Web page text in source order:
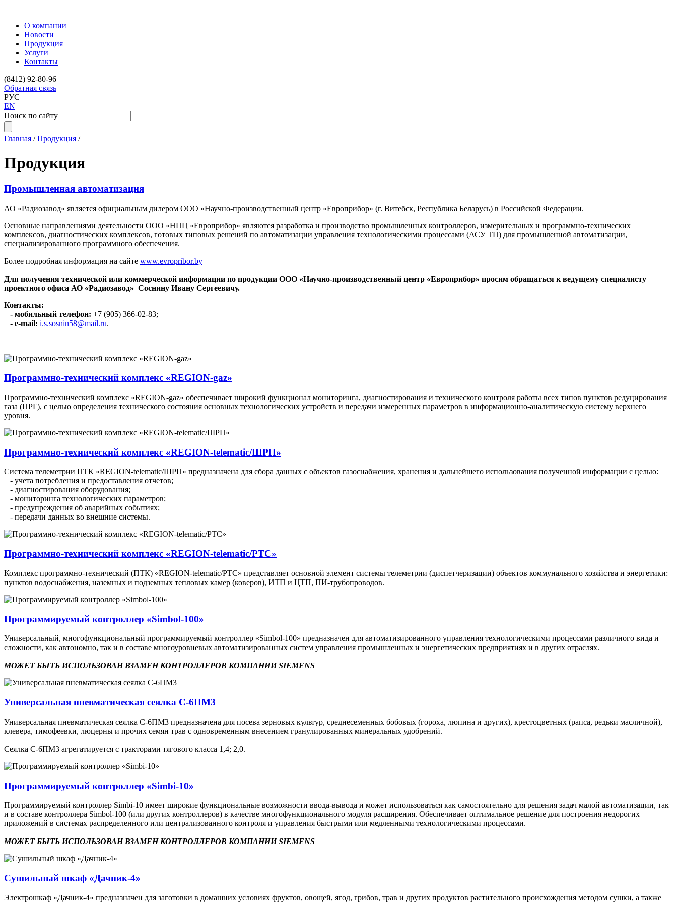
О компании
Новости
Продукция
Услуги
Контакты
(8412) 92-80-96
Обратная связь
РУС
EN
Поиск по сайту
Главная /Продукция /
Продукция
Промышленная автоматизация
АО «Радиозавод» является официальным дилером ООО «Научно-производственный центр «Европрибор» (г. Витебск, Республика Беларусь) в Российской Федерации.
Основные направлениями деятельности ООО «НПЦ «Европрибор» являются разработка и производство промышленных контроллеров, измерительных и программно-технических
комплексов, диагностических комплексов, готовых типовых решений по автоматизации управления технологическими процессами (АСУ ТП) для промышленной автоматизации,
специализированного программного обеспечения.
Более подробная информация на сайте www.evropribor.by
Для получения технической или коммерческой информации по продукции ООО «Научно-производственный центр «Европрибор» просим обращаться к ведущему специалисту
проектного офиса АО «Радиозавод» Соснину Ивану Сергеевичу.
Контакты:
- мобильный телефон: +7 (905) 366-02-83;
- e-mail: i.s.sosnin58@mail.ru.
Программно-технический комплекс «REGION-gaz»
Программно-технический комплекс «REGION-gaz» обеспечивает широкий функционал мониторинга, диагностирования и технического контроля работы всех типов пунктов редуцирования
газа (ПРГ), с целью определения технического состояния основных технологических устройств и передачи измеренных параметров в информационно-аналитическую систему верхнего
уровня.
Программно-технический комплекс «REGION-telematic/ШРП»
Система телеметрии ПТК «REGION-telematic/ШРП» предназначена для сбора данных с объектов газоснабжения, хранения и дальнейшего использования полученной информации с целью:
- учета потребления и предоставления отчетов;
- диагностирования оборудования;
- мониторинга технологических параметров;
- предупреждения об аварийных событиях;
- передачи данных во внешние системы.
Программно-технический комплекс «REGION-telematic/РТС»
Комплекс программно-технический (ПТК) «REGION-telematic/РТС» представляет основной элемент системы телеметрии (диспетчеризации) объектов коммунального хозяйства и энергетики:
пунктов водоснабжения, наземных и подземных тепловых камер (коверов), ИТП и ЦТП, ПИ-трубопроводов.
Программируемый контроллер «Simbol-100»
Универсальный, многофункциональный программируемый контроллер «Simbol-100» предназначен для автоматизированного управления технологическими процессами различного вида и
сложности, как автономно, так и в составе многоуровневых автоматизированных систем управления промышленных и энергетических предприятиях и в других отраслях.
МОЖЕТ БЫТЬ ИСПОЛЬЗОВАН ВЗАМЕН КОНТРОЛЛЕРОВ КОМПАНИИ SIEMENS
Универсальная пневматическая сеялка С-6ПМ3
Универсальная пневматическая сеялка С-6ПМ3 предназначена для посева зерновых культур, среднесеменных бобовых (гороха, люпина и других), крестоцветных (рапса, редьки масличной),
клевера, тимофеевки, люцерны и прочих семян трав с одновременным внесением гранулированных минеральных удобрений.
Сеялка С-6ПМ3 агрегатируется с тракторами тягового класса 1,4; 2,0.
Программируемый контроллер «Simbi-10»
Программируемый контроллер Simbi-10 имеет широкие функциональные возможности ввода-вывода и может использоваться как самостоятельно для решения задач малой автоматизации, так
и в составе контроллера Simbol-100 (или других контроллеров) в качестве многофункционального модуля расширения. Обеспечивает оптимальное решение для построения недорогих
приложений в системах распределенного или централизованного контроля и управления быстрыми или медленными технологическими процессами.
МОЖЕТ БЫТЬ ИСПОЛЬЗОВАН ВЗАМЕН КОНТРОЛЛЕРОВ КОМПАНИИ SIEMENS
Сушильный шкаф «Дачник-4»
Электрошкаф «Дачник-4» предназначен для заготовки в домашних условиях фруктов, овощей, ягод, грибов, трав и других продуктов растительного происхождения методом сушки, а также